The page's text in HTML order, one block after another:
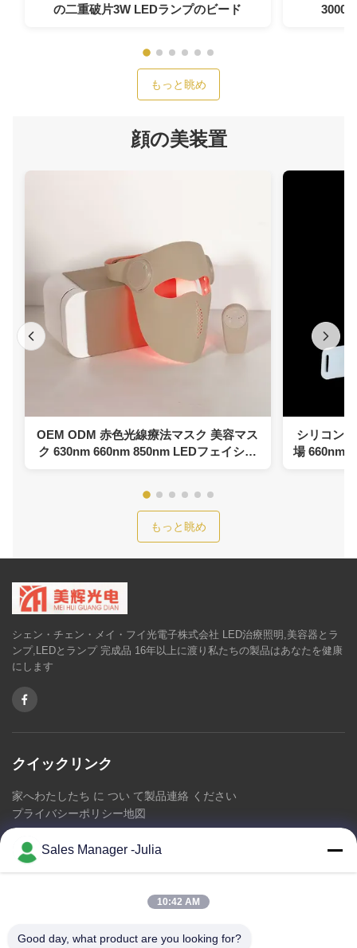
の二重破片3W LEDランプのビード
もっと眺め
顔の美装置
OEM ODM 赤色光線療法マスク 美容マス
ク 630nm 660nm 850nm LEDフェイシャ
シリコン
場 660nm
もっと眺め
シェン・チェン・メイ・フイ光電子株式会社 LED治療照明,美容器とラ
ンプ,LEDとランプ 完成品 16年以上に渡り私たちの製品はあなたを健康
にします
クイックリンク
家へわたしたち に つい て製品連絡 ください
プライバシーポリシー地図
連絡 ください
アドレス:: 床8/9の範囲、No2 Dezhengの道、ShiLongZaiのコミ
A2 ZhongTai情報工業団地
Sales Manager -Julia
10:42 AM
Good day, what product are you looking for?